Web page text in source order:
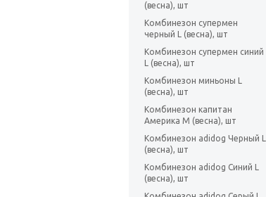
(весна), шт
Комбинезон супермен
черный L (весна), шт
Комбинезон супермен синий
L (весна), шт
Комбинезон миньоны L
(весна), шт
Комбинезон капитан
Америка M (весна), шт
Комбинезон adidog Черный L
(весна), шт
Комбинезон adidog Синий L
(весна), шт